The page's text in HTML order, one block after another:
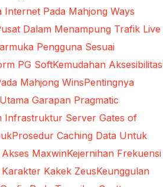
Internet Pada Mahjong Ways
Dalam Menampung Trafik Live
Pengguna Sesuai
PG SoftKemudahan Aksesibilitas
Mahjong WinsPentingnya
Garapan Pragmatic
Infrastruktur Server Gates of
Prosedur Caching Data Untuk
MaxwinKejernihan Frekuensi
Kakek ZeusKeunggulan